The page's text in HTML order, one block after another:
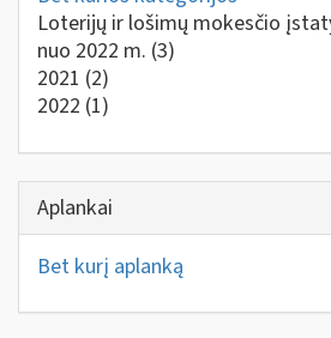
Loterijų ir lošimų mokesčio
nuo 2022 m. (3)
2021 (2)
2022 (1)
Aplankai
Bet kurį aplanką